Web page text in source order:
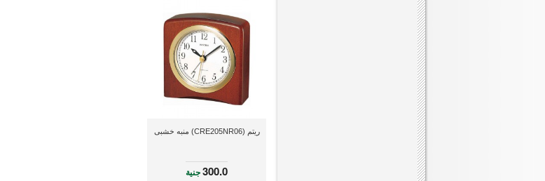
ريتم (CRE205NR06) منبه خشبى
300.0جنية